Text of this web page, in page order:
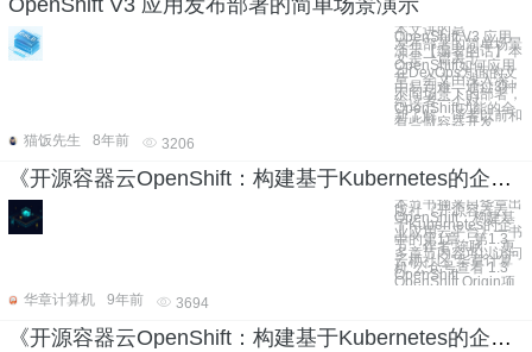
OpenShift V3 应用发布部署的简单场景演示
本文讲的是
OpenShift V3 应用
发布部署的简单场景
演示【编者的话】本
文是一篇关于
OpenShift如何应用
在DevOps方面的文
章。全文由浅入深，
由易到难，通过3种
不同场景下的部署，
给读者一个对
OpenShift功能的全
新了解。译者以前和
有些做容器开发
猫饭先生
8年前 3206
《开源容器云OpenShift：构建基于Kubernetes的企业应用云平台》一1.3 OpenShift
本节书摘来自华章出
版社《开源容器云
OpenShift：构建基
于Kubernetes的企
业应用云平台》一书
中的第1章，第1.3
节，作者 陈耿 ，更
多章节内容可以访问
云栖社区“华章计算
机”公众号查看 1.3
OpenShift
OpenShift Origin项
华章计算机
9年前 3694
《开源容器云OpenShift：构建基于Kubernetes的企业应用云平台》一1.5 OpenShift社区版与企业版